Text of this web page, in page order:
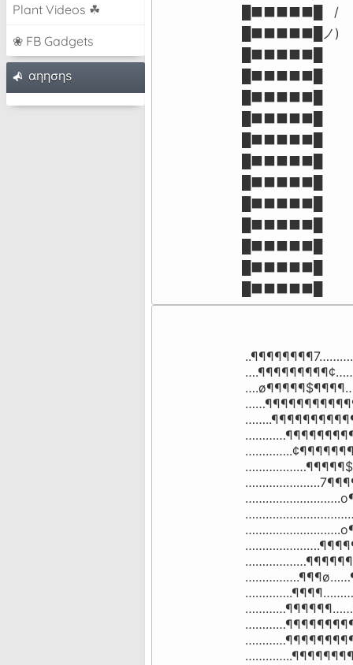
Plant Videos ☘
❀ FB Gadgets
αηησηѕ
█⬛⬛⬛⬛⬛█   /
█⬛⬛⬛⬛⬛█ノ)
█⬛⬛⬛⬛⬛█
█⬛⬛⬛⬛⬛█
█⬛⬛⬛⬛⬛█
█⬛⬛⬛⬛⬛█
█⬛⬛⬛⬛⬛█
█⬛⬛⬛⬛⬛█
█⬛⬛⬛⬛⬛█
█⬛⬛⬛⬛⬛█
█⬛⬛⬛⬛⬛█
█⬛⬛⬛⬛⬛█
█⬛⬛⬛⬛⬛█
█⬛⬛⬛⬛⬛█